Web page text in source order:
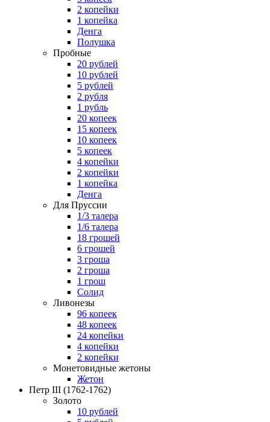
2 копейки
1 копейка
Денга
Полушка
Пробные
20 рублей
10 рублей
5 рублей
2 рубля
1 рубль
20 копеек
15 копеек
10 копеек
5 копеек
4 копейки
2 копейки
1 копейка
Денга
Для Пруссии
1/3 талера
1/6 талера
18 грошей
6 грошей
3 гроша
2 гроша
1 грош
Солид
Ливонезы
96 копеек
48 копеек
24 копейки
4 копейки
2 копейки
Монетовидные жетоны
Жетон
Петр III (1762-1762)
Золото
10 рублей